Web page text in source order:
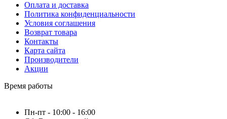
Оплата и доставка
Политика конфиденциальности
Условия соглашения
Возврат товара
Контакты
Карта сайта
Производители
Акции
Время работы
Пн-пт - 10:00 - 16:00